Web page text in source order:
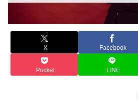
X Facebook
Pocket LINE